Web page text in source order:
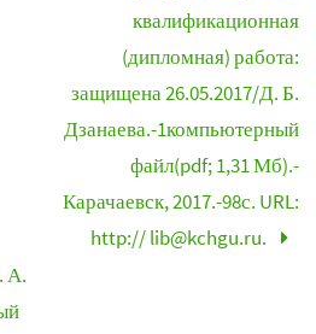
А.
квалификационная
(дипломная) работа:
защищена 26.05.2017/Д. Б.
Дзанаева.-1компьютерный
файл(pdf; 1,31 Мб).-
Карачаевск, 2017.-98с. URL:
http:// lib@kchgu.ru.